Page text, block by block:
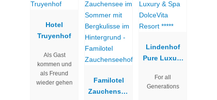
Hotel
Truyenhof
Als Gast
kommen und
als Freund
wieder gehen
Familotel
Zauchensee
Lindenhof
Pure Luxury
DolceVita
For all
Generations